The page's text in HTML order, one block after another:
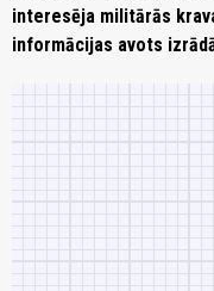
interesēja militārās
informācijas avots